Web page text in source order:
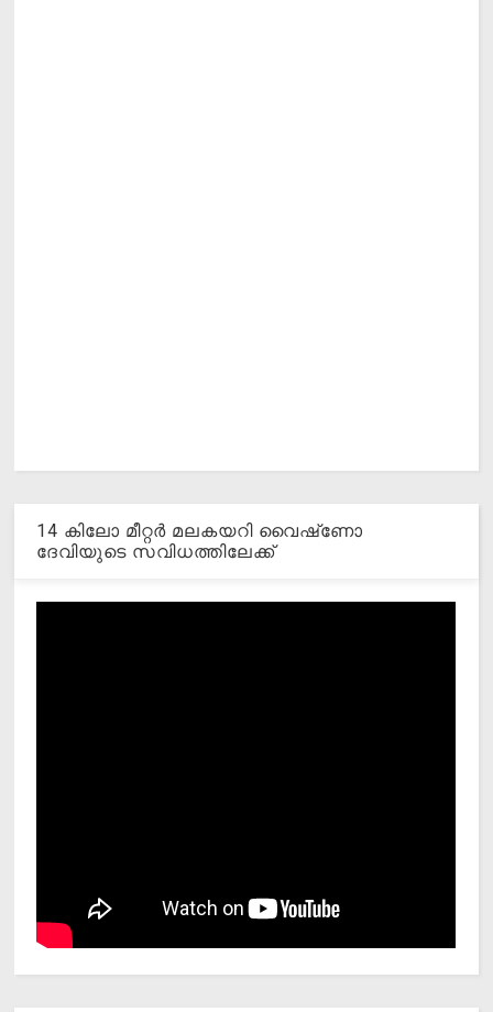
14 കിലോ മീറ്റര്‍ മലകയറി വൈഷ്‌ണോ
ദേവിയുടെ സവിധത്തിലേക്ക്